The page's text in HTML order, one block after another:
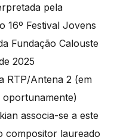
pela
16º Festival Jovens
Fundação Calouste
2025
RTP/Antena 2 (em
associa-se a este
compositor laureado